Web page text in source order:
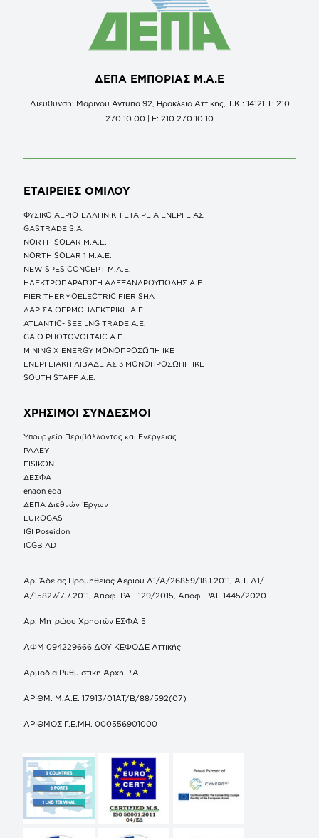
ΔΕΠΑ ΕΜΠΟΡΙΑΣ Μ.Α.Ε
Διεύθυνση: Μαρίνου Αντύπα 92, Ηράκλειο Αττικής, Τ.Κ.: 14121 Τ: 210
270 10 00 | F: 210 270 10 10
ΕΤΑΙΡΕΙΕΣ ΟΜΙΛΟΥ
ΦΥΣΙΚΟ ΑΕΡΙΟ-ΕΛΛΗΝΙΚΗ ΕΤΑΙΡΕΙΑ ΕΝΕΡΓΕΙΑΣ
GASTRADE S.A.
NORTH SOLAR M.Α.Ε.
NORTH SOLAR 1 M.Α.Ε.
NEW SPES CONCEPT Μ.Α.Ε.
ΗΛΕΚΤΡΟΠΑΡΑΓΩΓΗ ΑΛΕΞΑΝΔΡΟΥΠΟΛΗΣ A.E
FIER THERMOELECTRIC FIER SHA
ΛΑΡΙΣΑ ΘΕΡΜΟΗΛΕΚΤΡΙΚΗ A.E
ATLANTIC- SEE LNG TRADE A.E.
GAIO PHOTOVOLTAIC Α.Ε.
MINING X ENERGY ΜΟΝΟΠΡΟΣΩΠΗ ΙΚΕ
ΕΝΕΡΓΕΙΑΚΗ ΛΙΒΑΔΕΙΑΣ 3 ΜΟΝΟΠΡΟΣΩΠΗ ΙΚΕ
SOUTH STAFF Α.Ε.
ΧΡΗΣΙΜΟΙ ΣΥΝΔΕΣΜΟΙ
Υπουργείο Περιβάλλοντος και Ενέργειας
ΡΑΑΕΥ
FISIKON
ΔΕΣΦΑ
enaon eda
ΔΕΠΑ Διεθνών Έργων
EUROGAS
IGI Poseidon
ICGB AD
Αρ. Άδειας Προμήθειας Αερίου Δ1/Α/26859/18.1.2011, Α.Τ. Δ1/
Α/15827/7.7.2011, Αποφ. ΡΑΕ 129/2015, Αποφ. ΡΑΕ 1445/2020
Αρ. Μητρώου Χρηστών ΕΣΦΑ 5
ΑΦΜ 094229666 ΔΟΥ ΚΕΦΟΔΕ Αττικής
Αρμόδια Ρυθμιστική Αρχή Ρ.Α.Ε.
ΑΡΙΘΜ. Μ.Α.Ε. 17913/01ΑΤ/Β/88/592(07)
ΑΡΙΘΜΟΣ Γ.Ε.ΜΗ. 000556901000